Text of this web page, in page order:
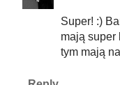
Super! :)
mają super
tym mają